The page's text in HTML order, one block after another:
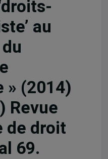
au
» (2014)
Revue
de droit
69.